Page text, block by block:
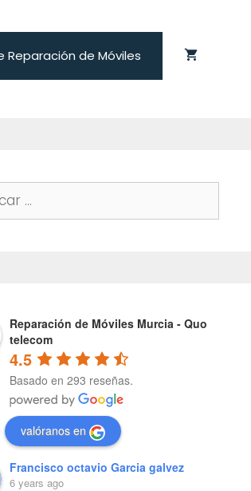
Reparación de Móviles
Reparación de Móviles Murcia - Quo
telecom
4.5
Basado en 293 reseñas.
valóranos en
Francisco octavio Garcia galvez
6 years ago